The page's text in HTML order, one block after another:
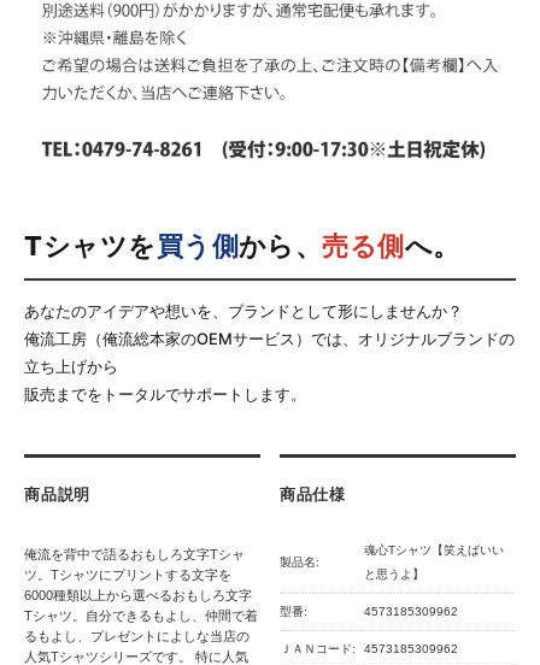
Tシャツを買う側から、売る側へ。
あなたのアイデアや想いを、ブランドとして形にしませんか？
俺流工房（俺流総本家のOEMサービス）では、オリジナルブランドの
立ち上げから
販売までをトータルでサポートします。
商品説明
俺流を背中で語るおもしろ文字Tシャ
ツ。Tシャツにプリントする文字を
6000種類以上から選べるおもしろ文字
Tシャツ。自分できるもよし、仲間で着
るもよし、プレゼントによしな当店の
人気Tシャツシリーズです。 特に人気
商品仕様
製品名:
魂心Tシャツ【笑えばいい
と思うよ】
型番: 4573185309962
ＪＡＮコード: 4573185309962